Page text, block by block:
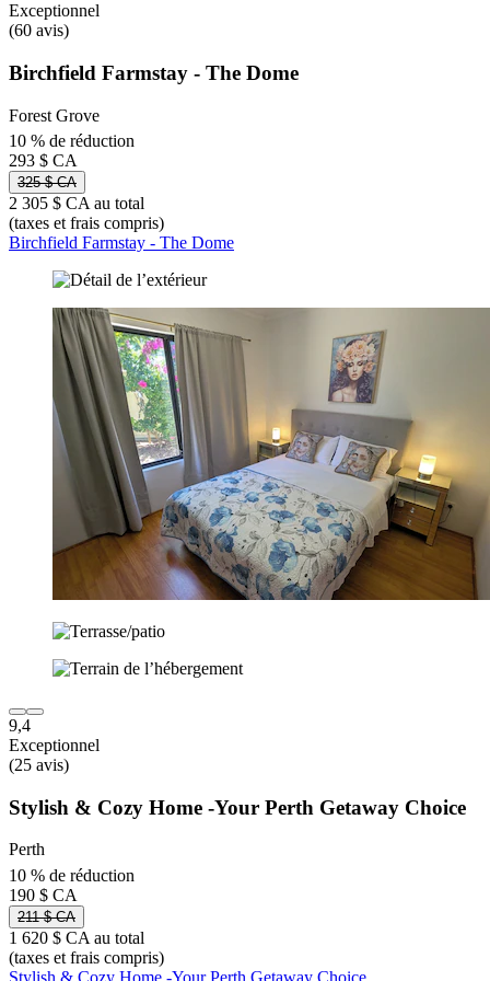
Exceptionnel
(60 avis)
Birchfield Farmstay - The Dome
Forest Grove
10 % de réduction
293 $ CA
325 $ CA
2 305 $ CA au total
(taxes et frais compris)
Birchfield Farmstay - The Dome
9,4
Exceptionnel
(25 avis)
Stylish & Cozy Home -Your Perth Getaway Choice
Perth
10 % de réduction
190 $ CA
211 $ CA
1 620 $ CA au total
(taxes et frais compris)
Stylish & Cozy Home -Your Perth Getaway Choice